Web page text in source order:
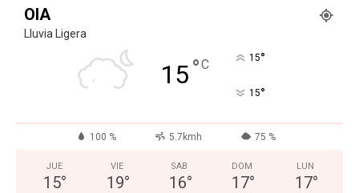
OIA
Lluvia Ligera
15°C 15°
15°
100 % 5.7kmh 75 %
JUE
15°
VIE
19°
SAB
16°
DOM
17°
LUN
17°